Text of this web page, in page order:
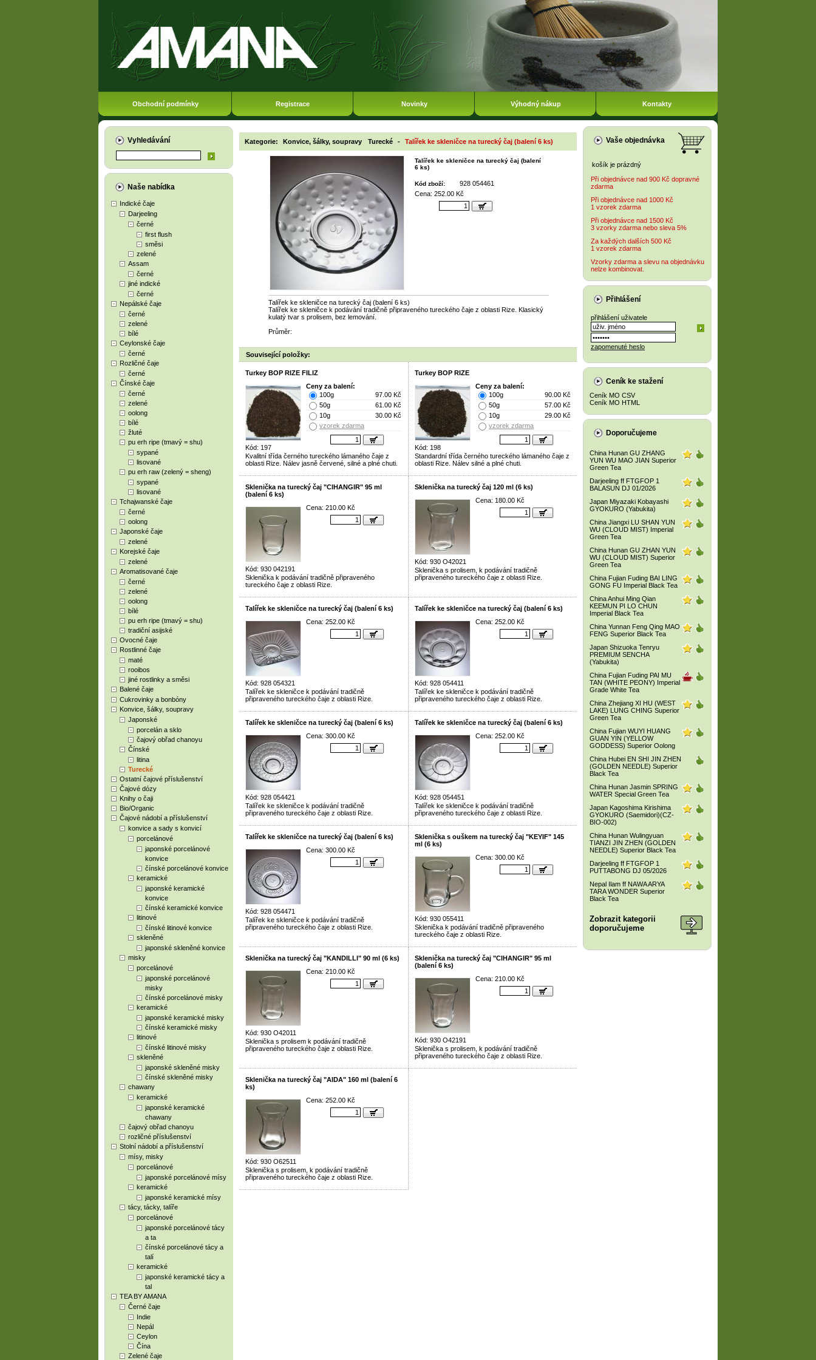
Obchodní podmínky Registrace Novinky Výhodný nákup Kontakty
Vyhledávání
Naše nabídka
Indické čaje
Darjeeling
černé
first flush
směsi
zelené
Assam
černé
jiné indické
černé
Nepálské čaje
černé
zelené
bílé
Ceylonské čaje
černé
Rozličné čaje
černé
Čínské čaje
černé
zelené
oolong
bílé
žluté
pu erh ripe (tmavý = shu)
sypané
lisované
pu erh raw (zelený = sheng)
sypané
lisované
Tchajwanské čaje
černé
oolong
Japonské čaje
zelené
Korejské čaje
zelené
Aromatisované čaje
černé
zelené
oolong
bílé
pu erh ripe (tmavý = shu)
tradiční asijské
Ovocné čaje
Rostlinné čaje
maté
rooibos
jiné rostlinky a směsi
Balené čaje
Cukrovinky a bonbóny
Konvice, šálky, soupravy
Japonské
porcelán a sklo
čajový obřad chanoyu
Čínské
litina
Turecké
Ostatní čajové příslušenství
Čajové dózy
Knihy o čaji
Bio/Organic
Čajové nádobí a příslušenství
konvice a sady s konvicí
porcelánové
japonské porcelánové
konvice
čínské porcelánové konvice
keramické
japonské keramické
konvice
čínské keramické konvice
litinové
čínské litinové konvice
skleněné
japonské skleněné konvice
misky
porcelánové
japonské porcelánové
misky
čínské porcelánové misky
keramické
japonské keramické misky
čínské keramické misky
litinové
čínské litinové misky
skleněné
japonské skleněné misky
čínské skleněné misky
chawany
keramické
japonské keramické
chawany
čajový obřad chanoyu
rozličné příslušenství
Stolní nádobí a příslušenství
mísy, misky
porcelánové
japonské porcelánové mísy
keramické
japonské keramické mísy
tácy, tácky, talíře
porcelánové
japonské porcelánové tácy
a ta
čínské porcelánové tácy a
talí
keramické
japonské keramické tácy a
tal
TEA BY AMANA
Černé čaje
Indie
Nepál
Ceylon
Čína
Zelené čaje
Kategorie: Konvice, šálky, soupravy Turecké - Talířek ke skleničce na turecký čaj (balení 6 ks)
Talířek ke skleničce na turecký čaj (balení
6 ks)
Kód zboží:
928 054461
Cena: 252.00 Kč
Talířek ke skleničce na turecký čaj (balení 6 ks)
Talířek ke skleničce k podávání tradičně připraveného tureckého čaje z oblasti Rize. Klasický
kulatý tvar s prolisem, bez lemování.
Průměr:
Související položky:
Turkey BOP RIZE FILIZ
Kód: 197
Ceny za balení:
100g
97.00 Kč
50g
61.00 Kč
10g
30.00 Kč
vzorek zdarma
Kvalitní třída černého tureckého lámaného čaje z
oblasti Rize. Nálev jasně červené, silné a plné chuti.
Turkey BOP RIZE
Kód: 198
Ceny za balení:
100g
90.00 Kč
50g
57.00 Kč
10g
29.00 Kč
vzorek zdarma
Standardní třída černého tureckého lámaného čaje z
oblasti Rize. Nálev silné a plné chuti.
Sklenička na turecký čaj "CIHANGIR" 95 ml
(balení 6 ks)
Kód: 930 042191
Cena: 210.00 Kč
Sklenička k podávání tradičně připraveného
tureckého čaje z oblasti Rize.
Sklenička na turecký čaj 120 ml (6 ks)
Kód: 930 O42021
Cena: 180.00 Kč
Sklenička s prolisem, k podávání tradičně
připraveného tureckého čaje z oblasti Rize.
Talířek ke skleničce na turecký čaj (balení 6 ks)
Kód: 928 054321
Cena: 252.00 Kč
Talířek ke skleničce k podávání tradičně
připraveného tureckého čaje z oblasti Rize.
Talířek ke skleničce na turecký čaj (balení 6 ks)
Kód: 928 054411
Cena: 252.00 Kč
Talířek ke skleničce k podávání tradičně
připraveného tureckého čaje z oblasti Rize.
Talířek ke skleničce na turecký čaj (balení 6 ks)
Kód: 928 054421
Cena: 300.00 Kč
Talířek ke skleničce k podávání tradičně
připraveného tureckého čaje z oblasti Rize.
Talířek ke skleničce na turecký čaj (balení 6 ks)
Kód: 928 054451
Cena: 252.00 Kč
Talířek ke skleničce k podávání tradičně
připraveného tureckého čaje z oblasti Rize.
Talířek ke skleničce na turecký čaj (balení 6 ks)
Kód: 928 054471
Cena: 300.00 Kč
Talířek ke skleničce k podávání tradičně
připraveného tureckého čaje z oblasti Rize.
Sklenička s ouškem na turecký čaj "KEYIF" 145
ml (6 ks)
Kód: 930 055411
Cena: 300.00 Kč
Sklenička k podávání tradičně připraveného
tureckého čaje z oblasti Rize.
Sklenička na turecký čaj "KANDILLI" 90 ml (6 ks)
Kód: 930 O42011
Cena: 210.00 Kč
Sklenička s prolisem k podávání tradičně
připraveného tureckého čaje z oblasti Rize.
Sklenička na turecký čaj "CIHANGIR" 95 ml
(balení 6 ks)
Kód: 930 O42191
Cena: 210.00 Kč
Sklenička s prolisem, k podávání tradičně
připraveného tureckého čaje z oblasti Rize.
Sklenička na turecký čaj "AIDA" 160 ml (balení 6
ks)
Kód: 930 O62511
Cena: 252.00 Kč
Sklenička s prolisem, k podávání tradičně
připraveného tureckého čaje z oblasti Rize.
Vaše objednávka
košík je prázdný
Při objednávce nad 900 Kč dopravné
zdarma
Při objednávce nad 1000 Kč
1 vzorek zdarma
Při objednávce nad 1500 Kč
3 vzorky zdarma nebo sleva 5%
Za každých dalších 500 Kč
1 vzorek zdarma
Vzorky zdarma a slevu na objednávku
nelze kombinovat.
Přihlášení
přihlášení uživatele
zapomenuté heslo
Ceník ke stažení
Ceník MO CSV
Ceník MO HTML
Doporučujeme
China Hunan GU ZHANG
YUN WU MAO JIAN Superior
Green Tea
Darjeeling ff FTGFOP 1
BALASUN DJ 01/2026
Japan Miyazaki Kobayashi
GYOKURO (Yabukita)
China Jiangxi LU SHAN YUN
WU (CLOUD MIST) Imperial
Green Tea
China Hunan GU ZHAN YUN
WU (CLOUD MIST) Superior
Green Tea
China Fujian Fuding BAI LING
GONG FU Imperial Black Tea
China Anhui Ming Qian
KEEMUN PI LO CHUN
Imperial Black Tea
China Yunnan Feng Qing MAO
FENG Superior Black Tea
Japan Shizuoka Tenryu
PREMIUM SENCHA
(Yabukita)
China Fujian Fuding PAI MU
TAN (WHITE PEONY) Imperial
Grade White Tea
China Zhejiang XI HU (WEST
LAKE) LUNG CHING Superior
Green Tea
China Fujian WUYI HUANG
GUAN YIN (YELLOW
GODDESS) Superior Oolong
China Hubei EN SHI JIN ZHEN
(GOLDEN NEEDLE) Superior
Black Tea
China Hunan Jasmin SPRING
WATER Special Green Tea
Japan Kagoshima Kirishima
GYOKURO (Saemidori)(CZ-
BIO-002)
China Hunan Wulingyuan
TIANZI JIN ZHEN (GOLDEN
NEEDLE) Superior Black Tea
Darjeeling ff FTGFOP 1
PUTTABONG DJ 05/2026
Nepal Ilam ff NAWA ARYA
TARA WONDER Superior
Black Tea
Zobrazit kategorii
doporučujeme